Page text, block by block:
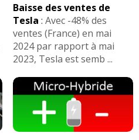
Baisse des ventes de
Tesla : Avec -48% des
ventes (France) en mai
2024 par rapport à mai
2023, Tesla est semb ...